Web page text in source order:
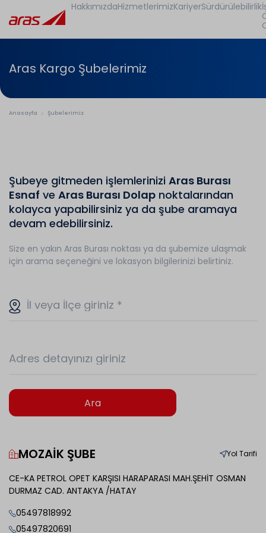
HakkımızdaHizmetlerimizKariyerSürdürülebilirlik
Aras Kargo Şubelerimiz
Anasayfa Şubelerimiz
Şubeye gitmeden işlemlerinizi Aras Burası
Esnaf ve Aras Burası Dolap noktalarından
kolayca yapabilirsiniz ya da şube aramaya
devam edebilirsiniz.
Size en yakın Aras Burası noktası ya da şubemize ulaşmak
için arama seçeneğini ve lokasyon bilgilerinizi belirtiniz.
İl veya İlçe giriniz *
Adres detayınızı giriniz
Ara
MOZAİK ŞUBE Yol Tarifi
CE-KA PETROL OPET KARŞISI HARAPARASI MAH.ŞEHİT OSMAN
DURMAZ CAD. ANTAKYA /HATAY
05497818992
05497820691